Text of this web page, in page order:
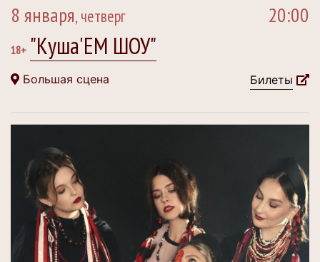
8 января, четверг 20:00
18+ "Куша'ЕМ ШОУ"
Большая сцена Билеты